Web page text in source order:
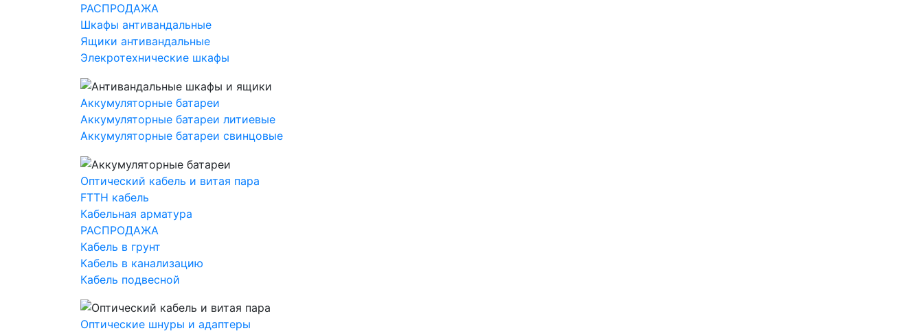
РАСПРОДАЖА
Шкафы антивандальные
Ящики антивандальные
Элекротехнические шкафы
Аккумуляторные батареи
Аккумуляторные батареи литиевые
Аккумуляторные батареи свинцовые
Оптический кабель и витая пара
FTTH кабель
Кабельная арматура
РАСПРОДАЖА
Кабель в грунт
Кабель в канализацию
Кабель подвесной
Оптические шнуры и адаптеры